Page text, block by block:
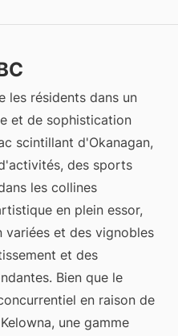
les résidents dans un
et de sophistication
scintillant d'Okanagan,
des sports
les collines
en plein essor,
et des vignobles
et des
Bien que le
en raison de
une gamme